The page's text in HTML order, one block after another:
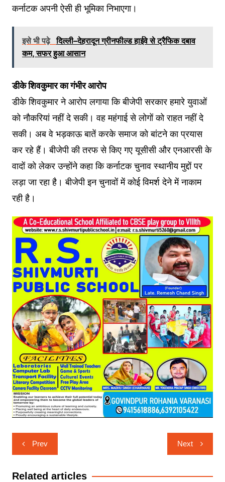
कर्नाटक अपनी ऐसी ही भूमिका निभाएगा।
इसे भी पढ़े दिल्ली–देहरादून ग्रीनफील्ड हाईवे से ट्रैफिक दबाव
कम, सफर हुआ आसान
डीके शिवकुमार का गंभीर आरोप
डीके शिवकुमार ने आरोप लगाया कि बीजेपी सरकार हमारे युवाओं
को नौकरियां नहीं दे सकी। वह महंगाई से लोगों को राहत नहीं दे
सकी। अब वे भड़काऊ बातें करके समाज को बांटने का प्रयास
कर रहे हैं। बीजेपी की तरफ से किए गए यूसीसी और एनआरसी के
वादों को लेकर उन्होंने कहा कि कर्नाटक चुनाव स्थानीय मुद्दों पर
लड़ा जा रहा है। बीजेपी इन चुनावों में कोई विमर्श देने में नाकाम
रही है।
Post
navigation
Prev Next
Related articles